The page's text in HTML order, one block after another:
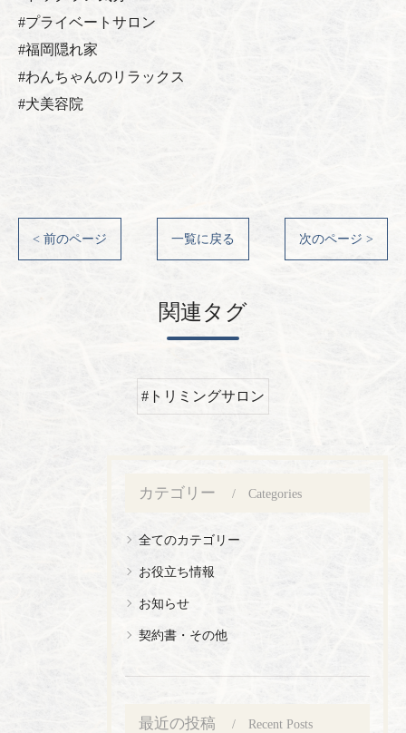
#プライベートサロン
#福岡隠れ家
#わんちゃんのリラックス
#犬美容院
< 前のページ 一覧に戻る 次のページ >
関連タグ
#トリミングサロン
カテゴリー Categories
全てのカテゴリー
お役立ち情報
お知らせ
契約書・その他
最近の投稿 Recent Posts